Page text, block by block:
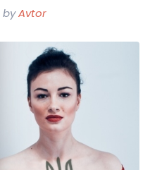
byAvtor